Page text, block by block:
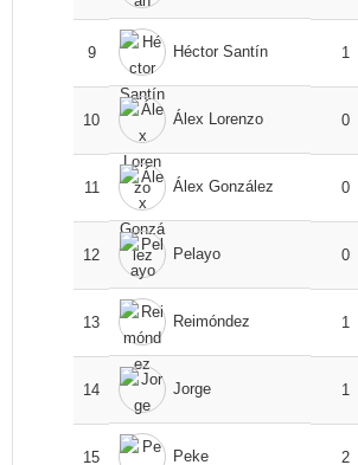
9 Héctor Santín 1
10 Álex Lorenzo 0
11 Álex González 0
12 Pelayo 0
13 Reimóndez 1
14 Jorge 1
15 Peke 2